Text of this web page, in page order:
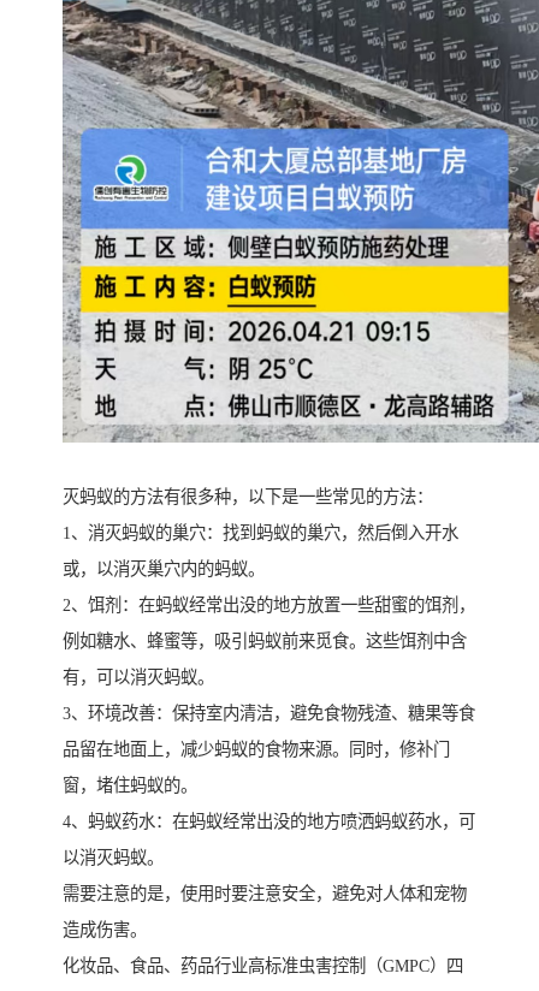
灭蚂蚁的方法有很多种，以下是一些常见的方法：
1、消灭蚂蚁的巢穴：找到蚂蚁的巢穴，然后倒入开水
或，以消灭巢穴内的蚂蚁。
2、饵剂：在蚂蚁经常出没的地方放置一些甜蜜的饵剂，
例如糖水、蜂蜜等，吸引蚂蚁前来觅食。这些饵剂中含
有，可以消灭蚂蚁。
3、环境改善：保持室内清洁，避免食物残渣、糖果等食
品留在地面上，减少蚂蚁的食物来源。同时，修补门
窗，堵住蚂蚁的。
4、蚂蚁药水：在蚂蚁经常出没的地方喷洒蚂蚁药水，可
以消灭蚂蚁。
需要注意的是，使用时要注意安全，避免对人体和宠物
造成伤害。
化妆品、食品、药品行业高标准虫害控制（GMPC）四